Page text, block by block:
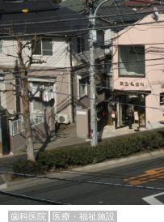
歯科医院 医療・福祉施設